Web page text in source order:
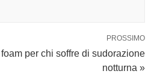
PROSSIMO
per chi soffre di sudorazione
notturna »